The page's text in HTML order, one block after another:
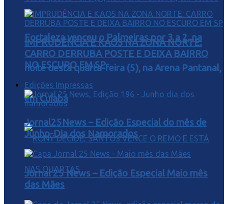
Fortaleza venceu o Palmeiras por 3 a 2, na
noite desta quarta-feira (5), na Arena Pantanal,
em Cuiabá
IMPRUDÊNCIA E KAOS NA ZONA NORTE:
CARRO DERRUBA POSTE E DEIXA BAIRRO
NO ESCURO EM SP
Edições Impressas
Jornal25News – Edição Especial do mês de
Junho-Dia dos Namorados
Jornal 25 News – Edição Especial Maio mês
das Mães